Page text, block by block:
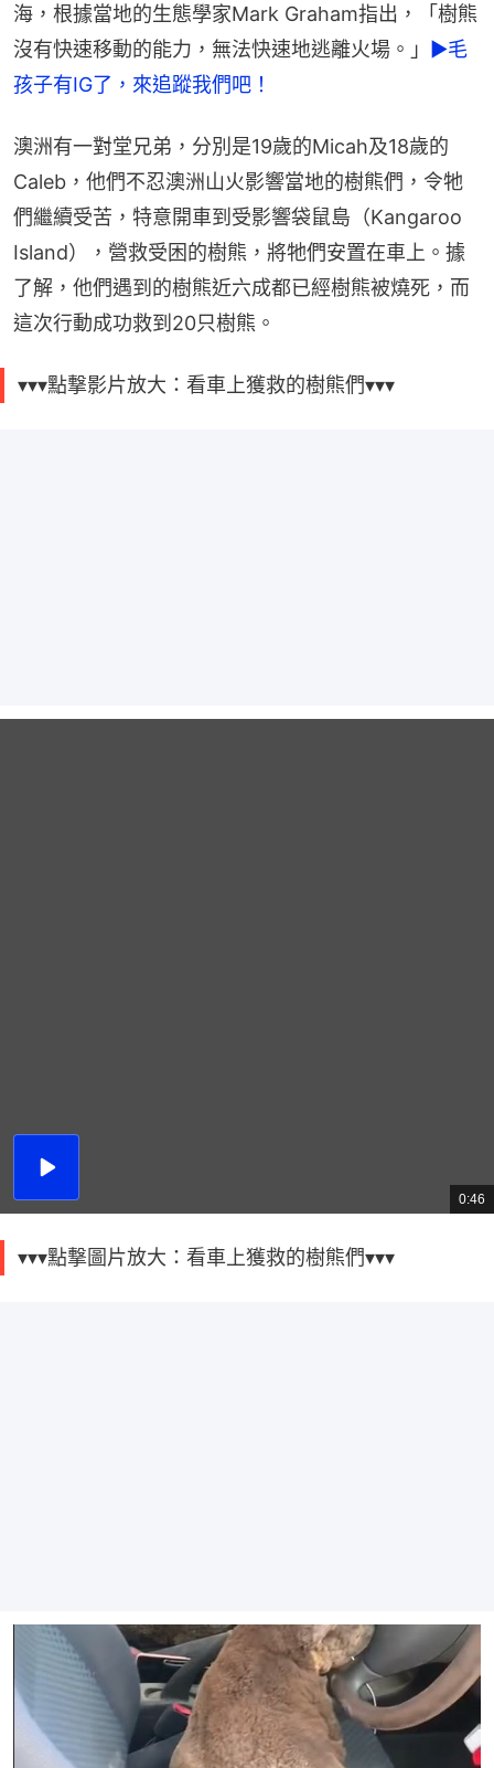
海，根據當地的生態學家Mark Graham指出，「樹熊
沒有快速移動的能力，無法快速地逃離火場。」 ►毛
孩子有IG了，來追蹤我們吧！
澳洲有一對堂兄弟，分別是19歲的Micah及18歲的
Caleb，他們不忍澳洲山火影響當地的樹熊們，令牠
們繼續受苦，特意開車到受影響袋鼠島（Kangaroo
Island），營救受困的樹熊，將牠們安置在車上。據
了解，他們遇到的樹熊近六成都已經樹熊被燒死，而
這次行動成功救到20只樹熊。
▾▾▾點撃影片放大：看車上獲救的樹熊們▾▾▾
播
總
共
0:46
▾▾▾點撃圖片放大：看車上獲救的樹熊們▾▾▾